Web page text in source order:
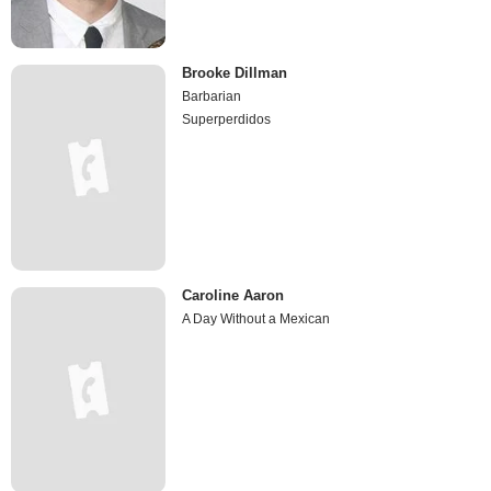
Brooke Dillman
Barbarian
Superperdidos
Caroline Aaron
A Day Without a Mexican